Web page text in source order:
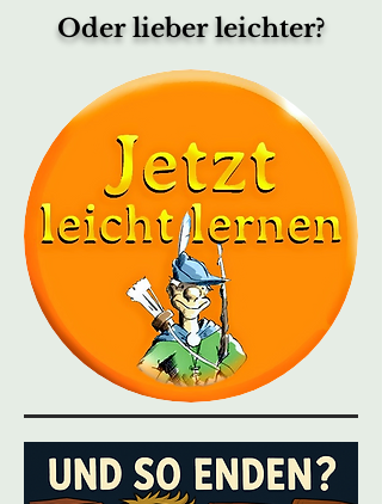
Oder lieber leichter?